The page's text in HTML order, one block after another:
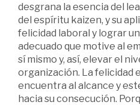
desgrana la esencia del
del espíritu kaizen, y su
felicidad laboral y lograr
adecuado que motive al
sí mismo y, así, elevar el
organización. La felicidad
encuentra al alcance y
hacia su consecución.